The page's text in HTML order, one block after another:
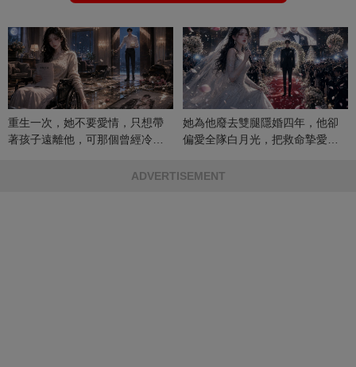
重生一次，她不要愛情，只想帶
著孩子遠離他，可那個曾經冷漠
她為他廢去雙腿隱婚四年，他卻
偏愛全隊白月光，把救命摯愛當
ADVERTISEMENT